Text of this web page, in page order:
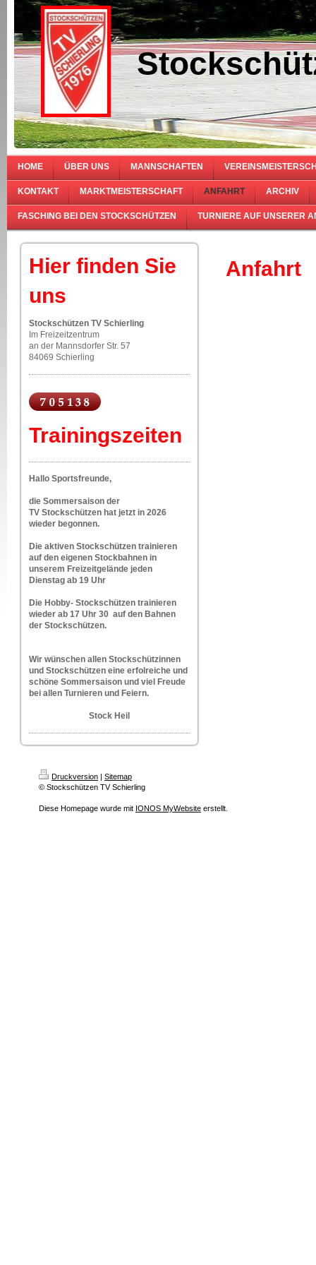
HOME ÜBER UNS MANNSCHAFTEN
KONTAKT MARKTMEISTERSCHAFT ANFAHRT ARCHIV
FASCHING BEI DEN STOCKSCHÜTZEN TURNIERE AUF UNSERER
Hier finden Sie
uns
Stockschützen TV Schierling
Im Freizeitzentrum
an der Mannsdorfer Str. 57
84069 Schierling
Trainingszeiten
Hallo Sportsfreunde,
die Sommersaison der
TV Stockschützen hat jetzt in 2026
wieder begonnen.
Die aktiven Stockschützen trainieren
auf den eigenen Stockbahnen in
unserem Freizeitgelände jeden
Dienstag ab 19 Uhr
Die Hobby- Stockschützen trainieren
wieder ab 17 Uhr 30 auf den Bahnen
der Stockschützen.
Wir wünschen allen Stockschützinnen
und Stockschützen eine erfolreiche und
schöne Sommersaison und viel Freude
bei allen Turnieren und Feiern.
Stock Heil
Anfahrt
Druckversion | Sitemap
© Stockschützen TV Schierling
Diese Homepage wurde mit IONOS MyWebsite erstellt.